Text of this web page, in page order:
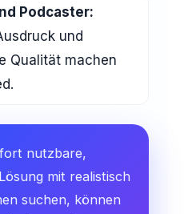
Podcaster:
und
Qualität machen
nutzbare,
mit realistisch
suchen, können